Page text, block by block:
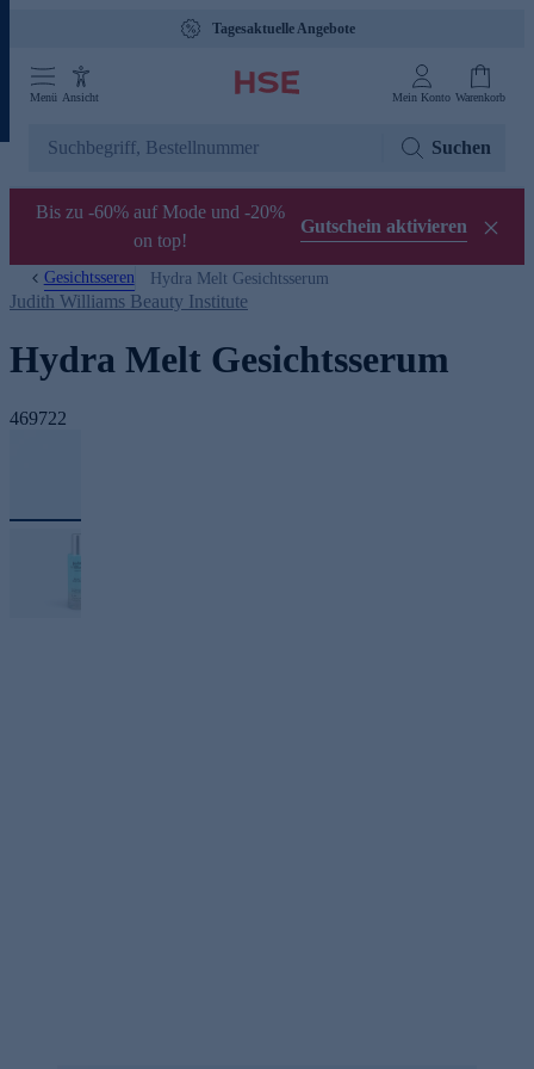
Tagesaktuelle Angebote
Menü Ansicht Mein Konto Warenkorb
Suchen
Bis zu -60% auf Mode und -20%
on top!
Gutschein aktivieren
Gesichtsseren Hydra Melt Gesichtsserum
Judith Williams Beauty Institute
Hydra Melt Gesichtsserum
469722